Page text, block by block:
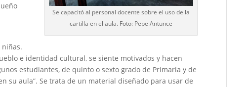
Se capacitó al personal docente sobre el uso de la
cartilla en el aula. Foto: Pepe Antunce
e identidad cultural, se siente motivados y hacen
estudiantes, de quinto o sexto grado de Primaria y de
su aula”. Se trata de un material diseñado para usar de